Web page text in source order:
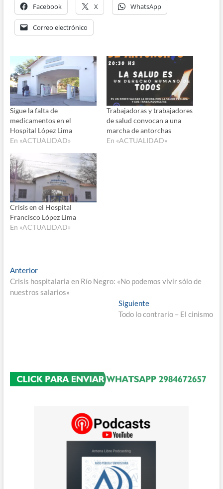
Facebook X WhatsApp
Correo electrónico
Sigue la falta de
medicamentos en el
Hospital López Lima
En «ACTUALIDAD»
Trabajadoras y trabajadores
de salud convocan a una
marcha de antorchas
En «ACTUALIDAD»
Crisis en el Hospital
Francisco López Lima
En «ACTUALIDAD»
Navegación
de
AnteriorEntrada
anterior:
Crisis hospitalaria en Río Negro: «No podemos vivir sólo de
nuestros salarios»
SiguienteEntrada
siguiente:
Todo lo contrario – El cinismo